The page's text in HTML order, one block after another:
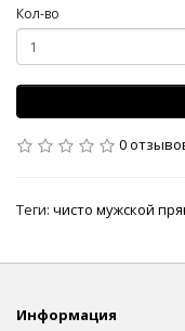
Кол-во
0
Теги: чисто мужской
Информация